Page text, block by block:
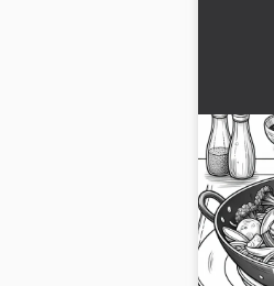
Wok